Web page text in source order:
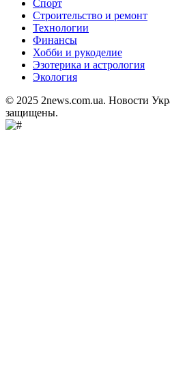
Спорт
Строительство и ремонт
Технологии
Финансы
Хобби и рукоделие
Эзотерика и астрология
Экология
© 2025 2news.com.ua. Новости
защищены.